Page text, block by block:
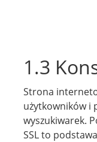
1.3
Strona
użytkowników i
wyszukiwarek.
SSL to